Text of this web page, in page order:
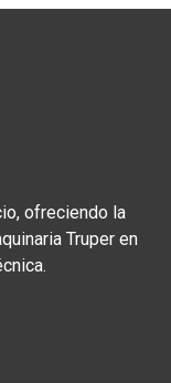
ofreciendo la
Truper en